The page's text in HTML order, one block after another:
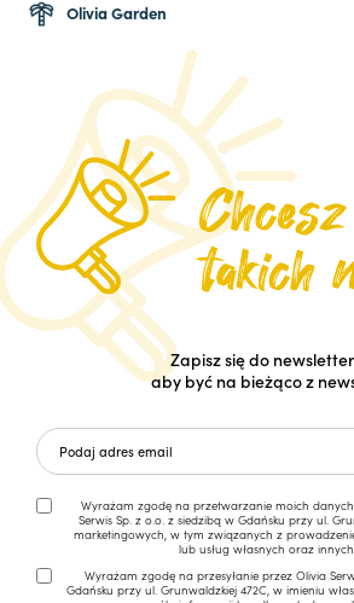
Olivia Garden
Zapisz się do
aby być na bieżąco z
Wyrażam zgodę na przetwarzanie moich
Serwis Sp. z o.o. z siedzibą w Gdańsku przy ul.
marketingowych, w tym związanych z
lub usług własnych oraz
Wyrażam zgodę na przesyłanie przez Olivia
Gdańsku przy ul. Grunwaldzkiej 472C, w imieniu